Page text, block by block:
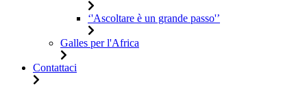
‘'Ascoltare è un grande passo'’
Galles per l'Africa
Contattaci